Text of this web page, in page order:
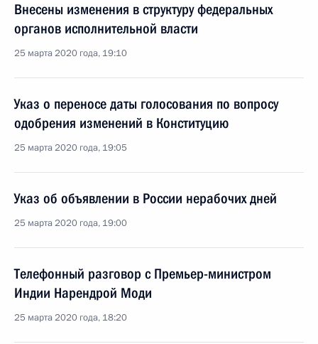
Внесены изменения в структуру федеральных
органов исполнительной власти
25 марта 2020 года, 19:10
Указ о переносе даты голосования по вопросу
одобрения изменений в Конституцию
25 марта 2020 года, 19:05
Указ об объявлении в России нерабочих дней
25 марта 2020 года, 19:00
Телефонный разговор с Премьер-министром
Индии Нарендрой Моди
25 марта 2020 года, 18:20